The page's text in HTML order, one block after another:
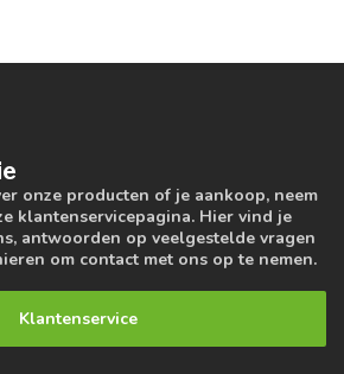
onze producten of je aankoop, neem
klantenservicepagina. Hier vind je
antwoorden op veelgestelde vragen
om contact met ons op te nemen.
Klantenservice